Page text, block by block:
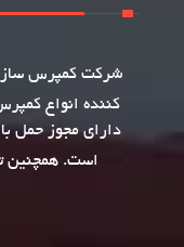
شرکتکمپرس
کننده انواع
دارای مجوز حمل
است. همچنین